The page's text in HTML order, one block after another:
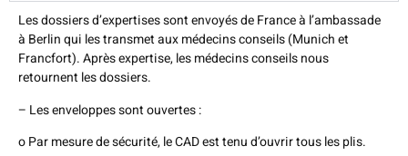
Les dossiers d’expertises sont envoyés de France à l’ambassade
à Berlin qui les transmet aux médecins conseils (Munich et
Francfort). Après expertise, les médecins conseils nous
retournent les dossiers.
– Les enveloppes sont ouvertes :
o Par mesure de sécurité, le CAD est tenu d’ouvrir tous les plis.